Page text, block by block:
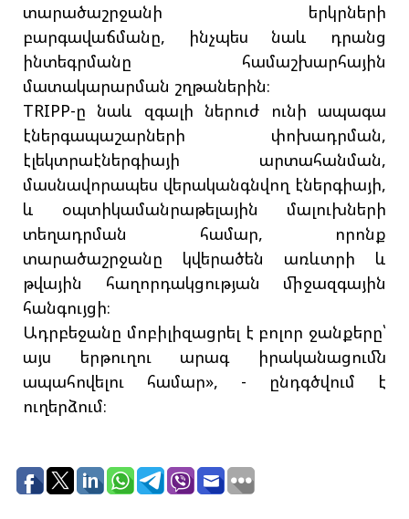
տարածաշրջանի երկրների
բարգավաճմանը, ինչպես նաև դրանց
ինտեգրմանը համաշխարհային
մատակարարման շղթաներին։
TRIPP-ը նաև զգալի ներուժ ունի ապագա
էներգապաշարների փոխադրման,
էլեկտրաէներգիայի արտահանման,
մասնավորապես վերականգնվող էներգիայի,
և օպտիկամանրաթելային մալուխների
տեղադրման համար, որոնք
տարածաշրջանը կվերածեն առևտրի և
թվային հաղորդակցության միջազգային
հանգույցի։
Ադրբեջանը մոբիլիզացրել է բոլոր ջանքերը՝
այս երթուղու արագ իրականացումն
ապահովելու համար», - ընդգծվում է
ուղերձում։